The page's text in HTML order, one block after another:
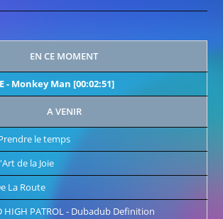
EN CE MOMENT
- Monkey Man [00:02:51]
A VENIR
le temps
de la Joie
La Route
HIGH PATROL- Dubadub Definition